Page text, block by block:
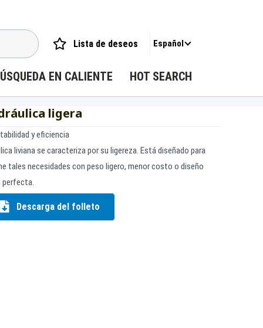
Lista de deseos Español
EN CALIENTE HOT SEARCH
ligera
y eficiencia
liviana se caracteriza por su ligereza. Está diseñado para
tales necesidades con peso ligero, menor costo o diseño
perfecta.
Descarga del folleto